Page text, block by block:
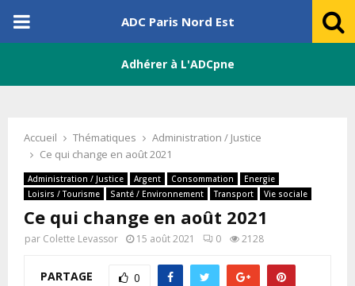
PRIMARY
ADC Paris Nord Est
Adhérer à L'ADCpne
Accueil Thématiques
Administration / Justice
Ce qui change en août 2021
Administration / Justice Argent Consommation
Energie
Loisirs / Tourisme
Santé / Environnement Transport Vie sociale
Ce qui change en août 2021
par Colette Levassor 15 août 2021 0 2128
PARTAGE 0